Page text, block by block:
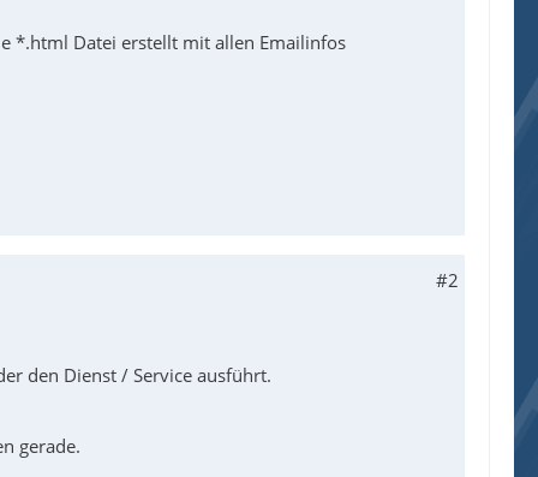
*.html Datei erstellt mit allen Emailinfos
#2
den Dienst / Service ausführt.
gerade.